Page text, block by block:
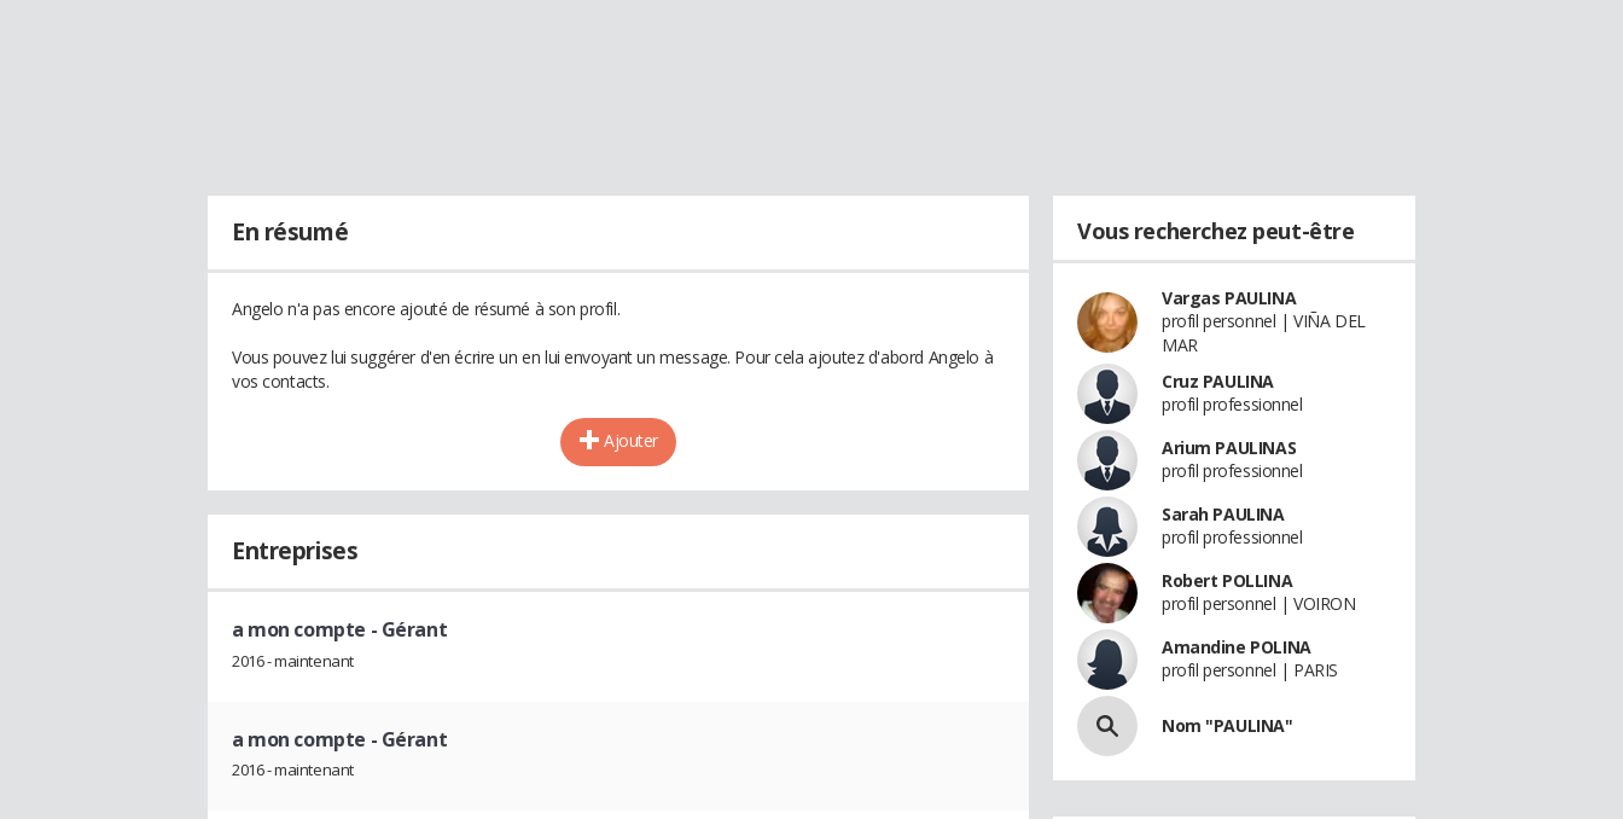
En résumé
Angelo n'a pas encore ajouté de résumé à son profil.
Vous pouvez lui suggérer d'en écrire un en lui envoyant un message. Pour cela ajoutez d'abord Angelo à
vos contacts.
Ajouter
Entreprises
a mon compte - Gérant
2016 - maintenant
a mon compte - Gérant
2016 - maintenant
Vous recherchez peut-être
Vargas PAULINA
profil personnel | VIÑA DEL
MAR
Cruz PAULINA
profil professionnel
Arium PAULINAS
profil professionnel
Sarah PAULINA
profil professionnel
Robert POLLINA
profil personnel | VOIRON
Amandine POLINA
profil personnel | PARIS
Nom "PAULINA"